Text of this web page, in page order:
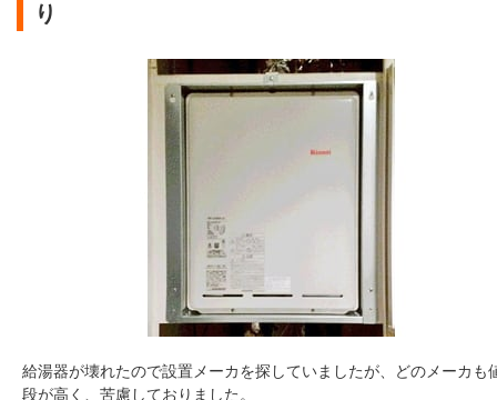
り
給湯器が壊れたので設置メーカを探していましたが、どのメーカも
段が高く、苦慮しておりました。